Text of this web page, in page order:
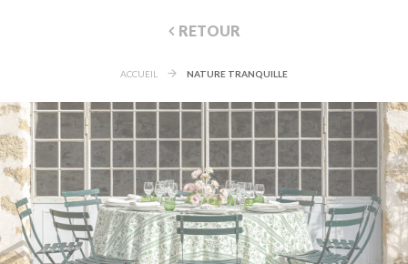
RETOUR
ACCUEIL NATURE TRANQUILLE